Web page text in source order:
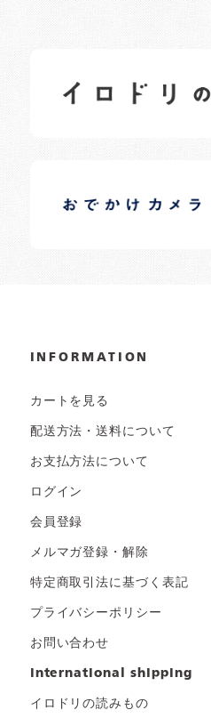
日常の様子など随時更新中です。
日常の様子など随時更新中です。
INFORMATION
カートを見る
配送方法・送料について
お支払方法について
ログイン
会員登録
メルマガ登録・解除
特定商取引法に基づく表記
プライバシーポリシー
お問い合わせ
international shipping
イロドリの読みもの